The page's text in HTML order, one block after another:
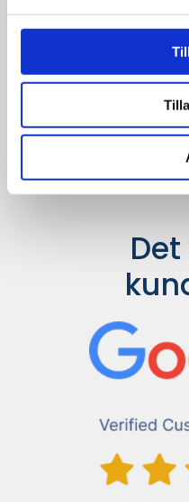
Udvalget er
idé til et
helt særligt
forespørgsel til
så finder vi
til en